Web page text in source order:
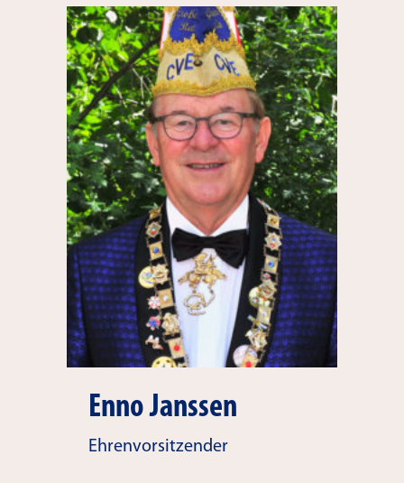
Enno Janssen
Ehrenvorsitzender